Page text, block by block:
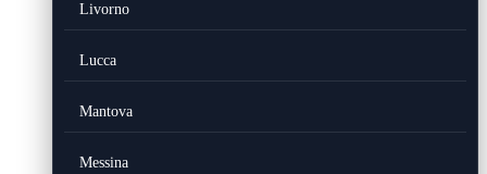
Livorno
Lucca
Mantova
Messina